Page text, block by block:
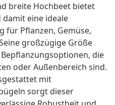
breite Hochbeet bietet
damit eine ideale
für Pflanzen, Gemüse,
großzügige Größe
die
oder Außenbereich sind.
mit
sorgt dieser